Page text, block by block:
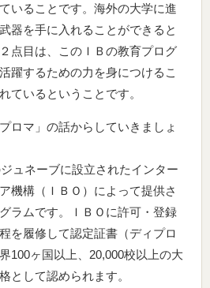
いることです。海外の大学に進
器を手に入れることができると
点目は、このＩＢの教育プログ
躍するための力を身につけるこ
ているということです。
ロマ」の話からしていきましょ
ュネーブに設立されたインター
機構（ＩＢＯ）によって提供さ
ラムです。ＩＢＯに許可・登録
を履修して認定証書（ディプロ
100ヶ国以上、20,000校以上の大
として認められます。